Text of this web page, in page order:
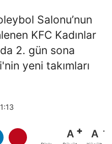
Salonu’nun
KFC Kadınlar
2. gün sona
yeni takımları
A A